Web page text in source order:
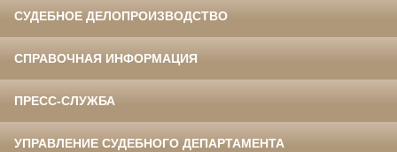
СУДЕБНОЕ ДЕЛОПРОИЗВОДСТВО
СПРАВОЧНАЯ ИНФОРМАЦИЯ
ПРЕСС-СЛУЖБА
УПРАВЛЕНИЕ СУДЕБНОГО ДЕПАРТАМЕНТА